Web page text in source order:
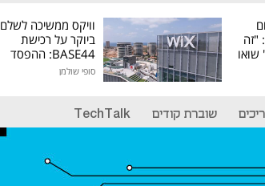
"זה
שואו
וויקס ממשיכה לשלם
ביוקר על רכישת
BASE44: ההפסד
סופי שולמן
שוברת קודים TechTalk